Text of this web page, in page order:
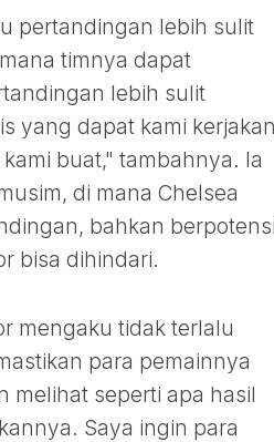
pertandingan lebih sulit
timnya dapat
lebih sulit
yang dapat kami
buat," tambahnya. Ia
di mana Chelsea
bahkan berpotensi
bisa dihindari.
mengaku tidak terlalu
para pemainnya
melihat seperti apa hasil
Saya ingin para